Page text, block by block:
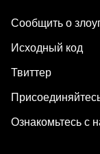
Сообщить о
Исходный код
Твиттер
Ознакомьтесь с